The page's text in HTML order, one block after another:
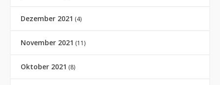
Dezember 2021 (4)
November 2021 (11)
Oktober 2021 (8)